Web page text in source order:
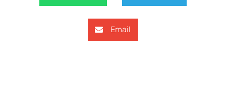
Email